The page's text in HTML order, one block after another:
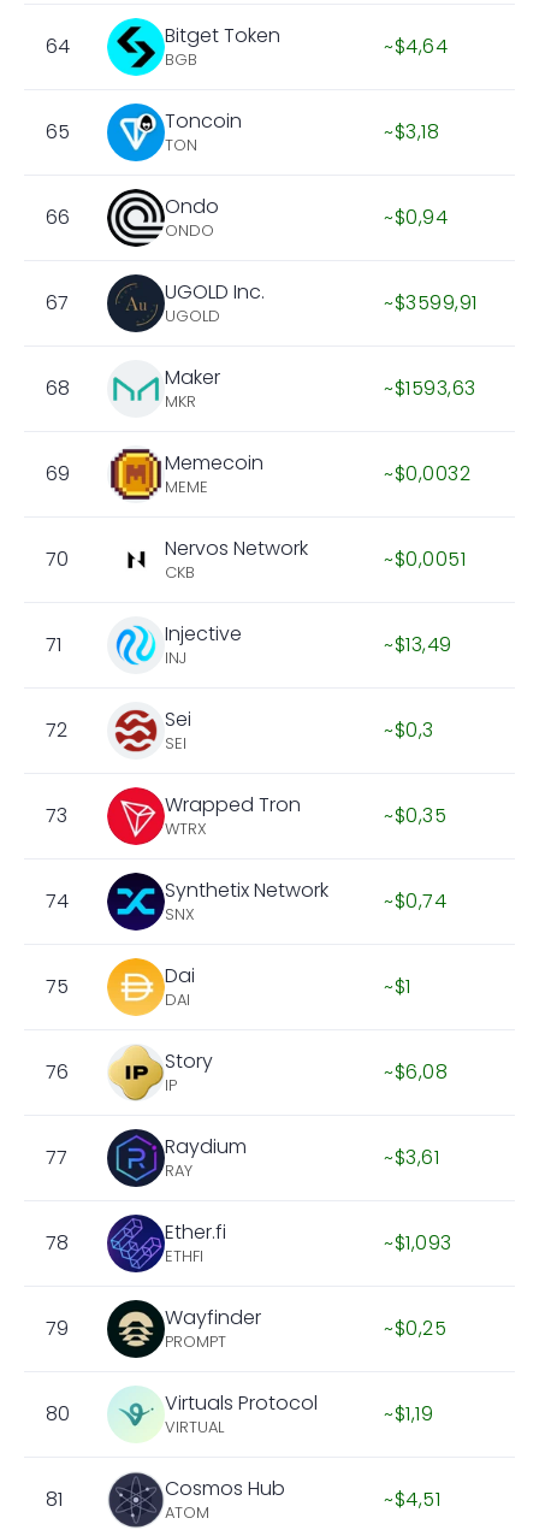
64 Bitget Token
BGB ~$4,64
65 Toncoin
TON ~$3,18
66 Ondo
ONDO ~$0,94
67 UGOLD Inc.
UGOLD ~$3599,91
68 Maker
MKR ~$1593,63
69 Memecoin
MEME ~$0,0032
70 Nervos Network
CKB ~$0,0051
71 Injective
INJ ~$13,49
72 Sei
SEI ~$0,3
73 Wrapped Tron
WTRX ~$0,35
74 Synthetix Network
SNX ~$0,74
75 Dai
DAI ~$1
76 Story
IP ~$6,08
77 Raydium
RAY ~$3,61
78 Ether.fi
ETHFI ~$1,093
79 Wayfinder
PROMPT ~$0,25
80 Virtuals Protocol
VIRTUAL ~$1,19
81 Cosmos Hub
ATOM ~$4,51